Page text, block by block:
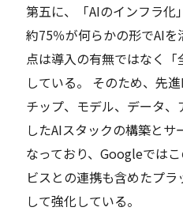
第五に、「AIのインフラ化
約75％が何らかの形でAI
点は導入の有無ではなく
している。 そのため、先
チップ、モデル、データ
したAIスタックの構築とサ
なっており、Googleでは
ビスとの連携も含めたプ
して強化している。